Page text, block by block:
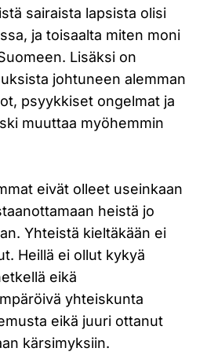
sairaista lapsista olisi
ja toisaalta miten moni
Lisäksi on
johtuneen alemman
psyykkiset ongelmat ja
muuttaa myöhemmin
eivät olleet useinkaan
heistä jo
Yhteistä kieltäkään ei
Heillä ei ollut kykyä
eikä
yhteiskunta
eikä juuri ottanut
kärsimyksiin.